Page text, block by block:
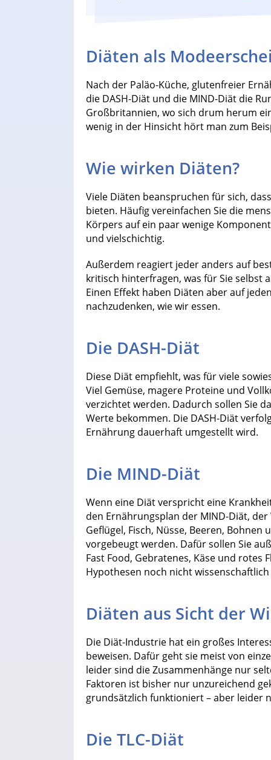
Diäten als
Nach der Paläo-Küche, glutenfreier
die DASH-Diät und die MIND-Diät die
Großbritannien, wo sich drum herum
wenig in der Hinsicht hört man zum
Wie wirken Diäten?
Viele Diäten beanspruchen für sich,
bieten. Häufig vereinfachen Sie die
Körpers auf ein paar wenige
und vielschichtig.
Außerdem reagiert jeder anders auf
kritisch hinterfragen, was für Sie selbst
Einen Effekt haben Diäten aber auf
nachzudenken, wie wir essen.
Die DASH-Diät
Diese Diät empfiehlt, was für viele
Viel Gemüse, magere Proteine und
verzichtet werden. Dadurch sollen Sie
Werte bekommen. Die DASH-Diät
Ernährung dauerhaft umgestellt wird.
Die MIND-Diät
Wenn eine Diät verspricht eine
den Ernährungsplan der MIND-Diät,
Geflügel, Fisch, Nüsse, Beeren,
vorgebeugt werden. Dafür sollen Sie
Fast Food, Gebratenes, Käse und rotes
Hypothesen noch nicht
Diäten aus Sicht der
Die Diät-Industrie hat ein großes
beweisen. Dafür geht sie meist von
leider sind die Zusammenhänge nur
Faktoren ist bisher nur unzureichend
grundsätzlich funktioniert – aber leider
Die TLC-Diät